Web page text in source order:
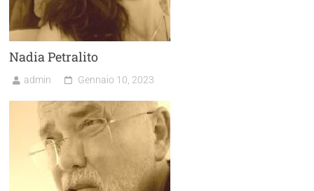
Nadia Petralito
admin Gennaio 10, 2023